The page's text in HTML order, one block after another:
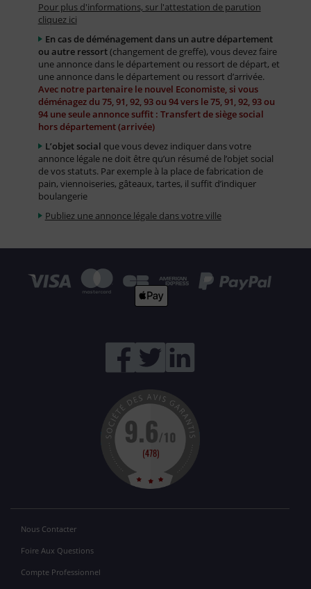
Pour plus d'informations, sur l'attestation de parution
cliquez ici
En cas de déménagement dans un autre département
ou autre ressort(changement de greffe), vous devez faire
une annonce dans le département ou ressort de départ, et
une annonce dans le département ou ressort d’arrivée.
Avec notre partenaire le nouvel Economiste, si vous
déménagez du 75, 91, 92, 93 ou 94 vers le 75, 91, 92, 93 ou
94 une seule annonce suffit : Transfert de siège social
hors département (arrivée)
L’objet social que vous devez indiquer dans votre
annonce légale ne doit être qu’un résumé de l’objet social
de vos statuts. Par exemple à la place de fabrication de
pain, viennoiseries, gâteaux, tartes, il suffit d’indiquer
boulangerie
Publiez une annonce légale dans votre ville
Nous Contacter
Foire Aux Questions
Compte Professionnel